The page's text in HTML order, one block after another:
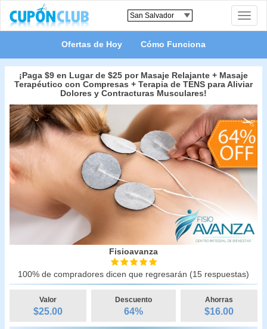
Toggle
Ofertas de Hoy Cómo Funciona
¡Paga $9 en Lugar de $25 por Masaje Relajante + Masaje
Terapéutico con Compresas + Terapia de TENS para Aliviar
Dolores y Contracturas Musculares!
Fisioavanza
100% de compradores dicen que regresarán (15 respuestas)
Valor
$25.00
Descuento
64%
Ahorras
$16.00